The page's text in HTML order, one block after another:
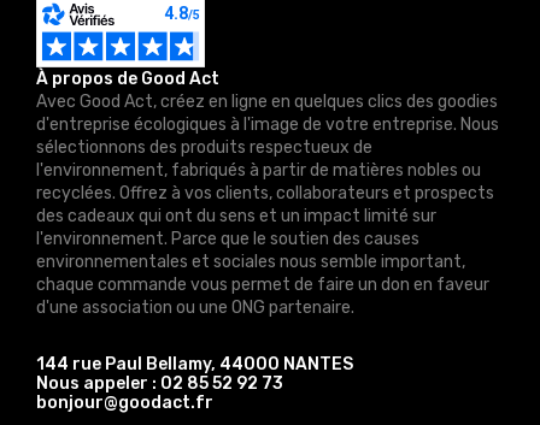
À propos de Good Act
Avec Good Act, créez en ligne en quelques clics des goodies
d'entreprise écologiques à l'image de votre entreprise. Nous
sélectionnons des produits respectueux de
l'environnement, fabriqués à partir de matières nobles ou
recyclées. Offrez à vos clients, collaborateurs et prospects
des cadeaux qui ont du sens et un impact limité sur
l'environnement. Parce que le soutien des causes
environnementales et sociales nous semble important,
chaque commande vous permet de faire un don en faveur
d'une association ou une ONG partenaire.
144 rue Paul Bellamy, 44000 NANTES
Nous appeler : 02 85 52 92 73
bonjour@goodact.fr